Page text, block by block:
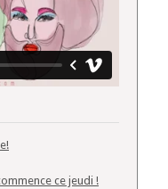
ce jeudi !